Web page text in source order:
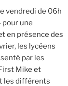
vendredi de 06h
pour une
en présence des
les lycéens
par les
Mike et
les différents